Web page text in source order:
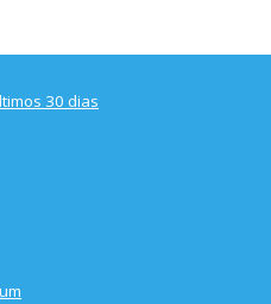
30 dias